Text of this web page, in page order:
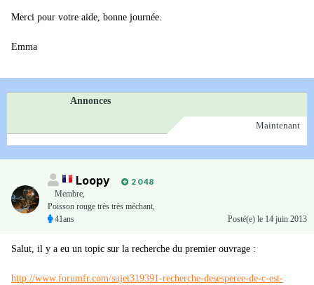
Merci pour votre aide, bonne journée.
Emma
Annonces
Maintenant
Loopy
2 048
Membre,
Poisson rouge très très méchant,
41ans
Posté(e) le 14 juin 2013
Salut, il y a eu un topic sur la recherche du premier ouvrage :
http://www.forumfr.com/sujet319391-recherche-desesperee-de-c-est-